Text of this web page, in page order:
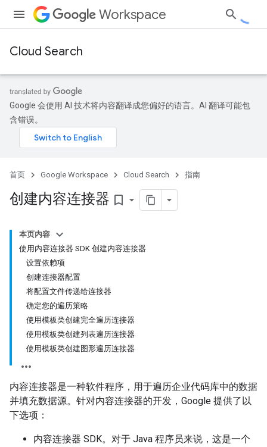
Workspace
Cloud Search
Google 会使用 AI 技术将内容翻译成您偏好的语言。AI 翻译可能包
含错误。
首页 Google Workspace Cloud Search 指南
创建内容连接器 bookmark_border
本页内容
使用内容连接器 SDK 创建内容连接器
设置依赖项
创建连接器配置
将配置文件传递给连接器
确定您的遍历策略
使用模板类创建完全遍历连接器
使用模板类创建列表遍历连接器
使用模板类创建图形遍历连接器
内容连接器是一种软件程序，用于遍历企业代码库中的数据
并填充数据源。针对内容连接器的开发，Google 提供了以
下选项：
内容连接器 SDK。对于 Java 程序员来说，这是一个